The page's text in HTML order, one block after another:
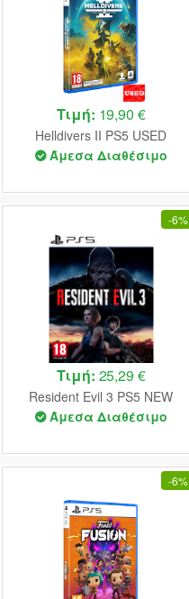
Τιμή: 19,90 €
Helldivers II PS5 USED
Άμεσα Διαθέσιμο
-6%
Τιμή: 25,29 €
Resident Evil 3 PS5 NEW
Άμεσα Διαθέσιμο
-6%